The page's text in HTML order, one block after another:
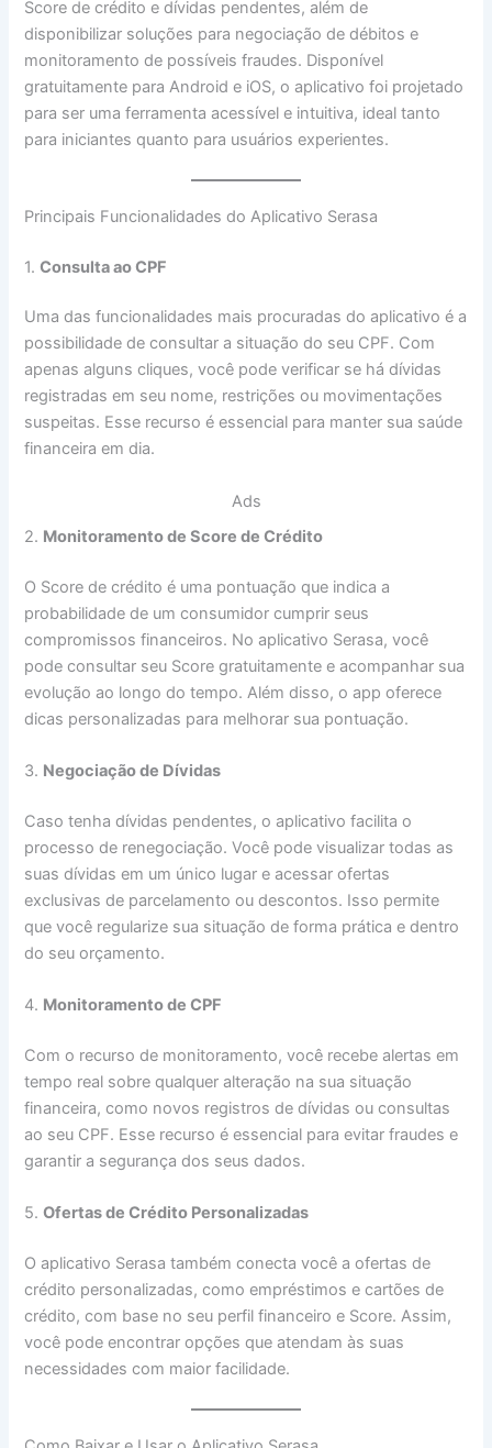
Score de crédito e dívidas pendentes, além de
disponibilizar soluções para negociação de débitos e
monitoramento de possíveis fraudes. Disponível
gratuitamente para Android e iOS, o aplicativo foi projetado
para ser uma ferramenta acessível e intuitiva, ideal tanto
para iniciantes quanto para usuários experientes.
Principais Funcionalidades do Aplicativo Serasa
1.Consulta ao CPF
Uma das funcionalidades mais procuradas do aplicativo é a
possibilidade de consultar a situação do seu CPF. Com
apenas alguns cliques, você pode verificar se há dívidas
registradas em seu nome, restrições ou movimentações
suspeitas. Esse recurso é essencial para manter sua saúde
financeira em dia.
Ads
2. Monitoramento de Score de Crédito
O Score de crédito é uma pontuação que indica a
probabilidade de um consumidor cumprir seus
compromissos financeiros. No aplicativo Serasa, você
pode consultar seu Score gratuitamente e acompanhar sua
evolução ao longo do tempo. Além disso, o app oferece
dicas personalizadas para melhorar sua pontuação.
3. Negociação de Dívidas
Caso tenha dívidas pendentes, o aplicativo facilita o
processo de renegociação. Você pode visualizar todas as
suas dívidas em um único lugar e acessar ofertas
exclusivas de parcelamento ou descontos. Isso permite
que você regularize sua situação de forma prática e dentro
do seu orçamento.
4. Monitoramento de CPF
Com o recurso de monitoramento, você recebe alertas em
tempo real sobre qualquer alteração na sua situação
financeira, como novos registros de dívidas ou consultas
ao seu CPF. Esse recurso é essencial para evitar fraudes e
garantir a segurança dos seus dados.
5.Ofertas de Crédito Personalizadas
O aplicativo Serasa também conecta você a ofertas de
crédito personalizadas, como empréstimos e cartões de
crédito, com base no seu perfil financeiro e Score. Assim,
você pode encontrar opções que atendam às suas
necessidades com maior facilidade.